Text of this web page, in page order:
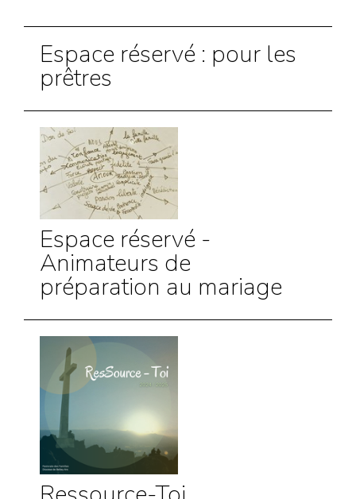
Espace réservé : pour les
prêtres
Espace réservé -
Animateurs de
préparation au mariage